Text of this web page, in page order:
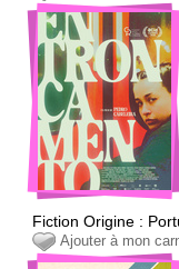
Fiction Origine :
Ajouter à mon